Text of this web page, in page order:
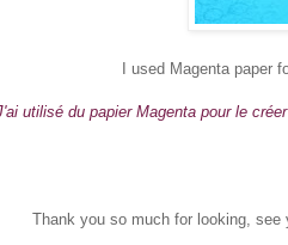
I used Magenta paper
utilisé du papier Magenta pour le
Thank you so much for looking,